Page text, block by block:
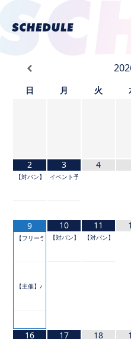
日 月 火
2
【対バン】TOKYO IDOL FESTIVAL 2026
3
イベント予定
4
9
【フリーライブ】パレットサマー！2026
【主催】パレパレ夏祭り二○二六
10
【対バン】『NEO KASSEN2026
11
【対バン】
16 17 18